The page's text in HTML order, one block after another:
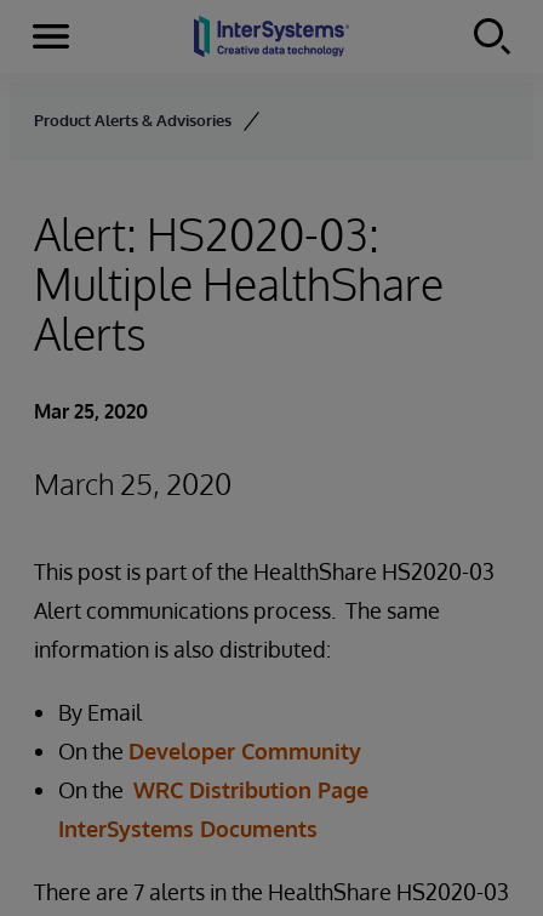
Skip to content
Menu
Product Alerts & Advisories
Alert: HS2020-03:
Multiple HealthShare
Alerts
Mar 25, 2020
March 25, 2020
This post is part of the HealthShare HS2020-03
Alert communications process. The same
information is also distributed:
By Email
On the Developer Community
On the WRC Distribution Page
InterSystems Documents
There are 7 alerts in the HealthShare HS2020-03